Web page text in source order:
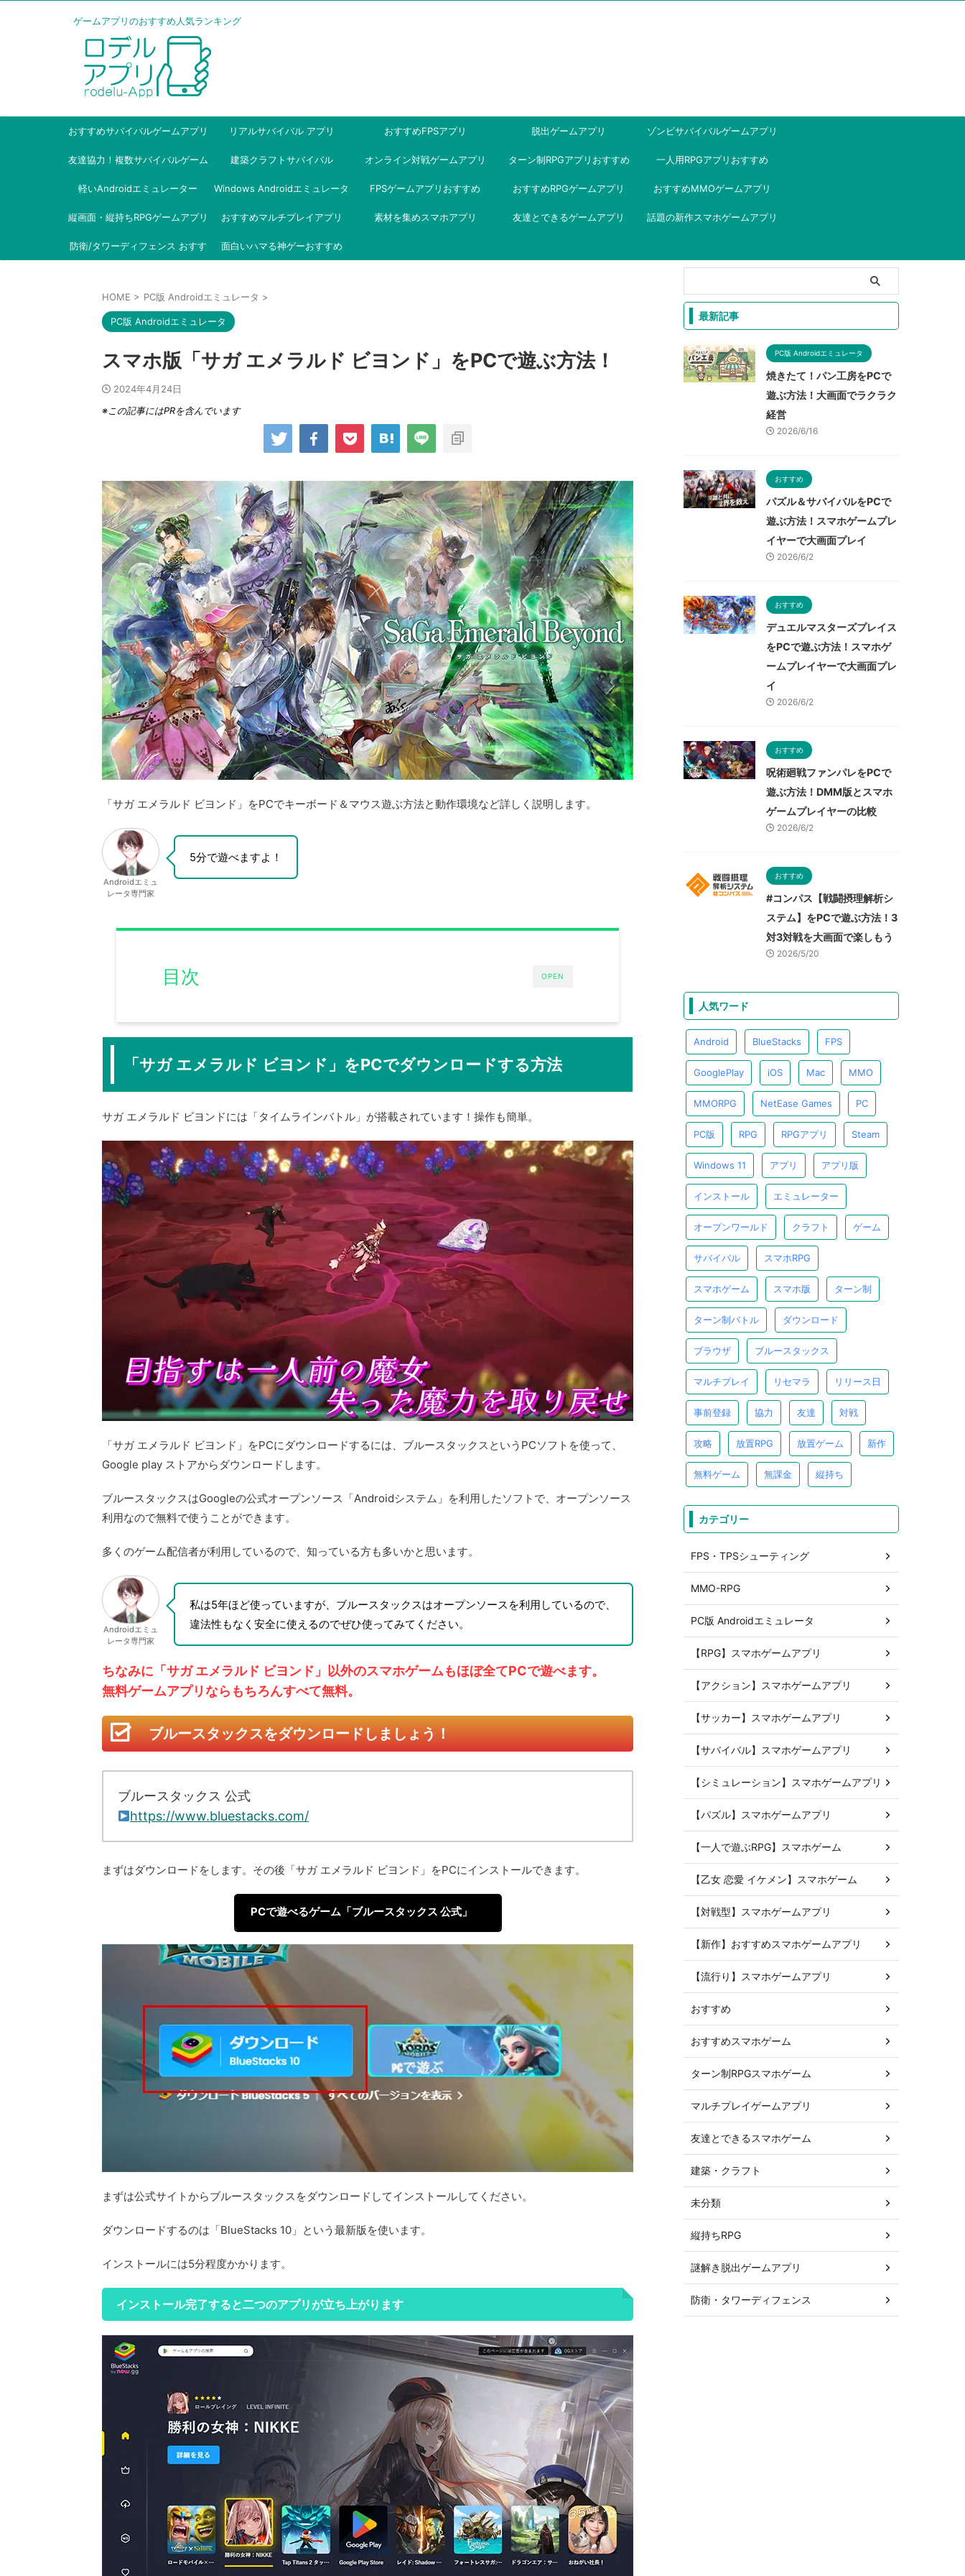
ゲームアプリのおすすめ人気ランキング
おすすめサバイバルゲームアプリ リアルサバイバル アプリ おすすめFPSアプリ 脱出ゲームアプリ ゾンビサバイバルゲームアプリ
友達協力！複数サバイバルゲーム
アプリ
建築クラフトサバイバル オンライン対戦ゲームアプリ ターン制RPGアプリおすすめ 一人用RPGアプリおすすめ
軽いAndroidエミュレーター Windows Androidエミュレータ
ー
FPSゲームアプリおすすめ おすすめRPGゲームアプリ おすすめMMOゲームアプリ
縦画面・縦持ちRPGゲームアプリ おすすめマルチプレイアプリ 素材を集めスマホアプリ 友達とできるゲームアプリ 話題の新作スマホゲームアプリ
防衛/タワーディフェンス おすす 面白いハマる神ゲーおすすめ
HOME > PC版 Androidエミュレータ >
PC版 Androidエミュレータ
スマホ版「サガ エメラルド ビヨンド」をPCで遊ぶ方法！
2024年4月24日
※この記事にはPRを含んでいます
「サガ エメラルド ビヨンド」をPCでキーボード＆マウス遊ぶ方法と動作環境など詳しく説明します。
Androidエミュ
レータ専門家
5分で遊べますよ！
OPEN
目次
「サガ エメラルド ビヨンド」をPCでダウンロードする方法
サガ エメラルド ビヨンドには「タイムラインバトル」が搭載されています！操作も簡単。
「サガ エメラルド ビヨンド」をPCにダウンロードするには、ブルースタックスというPCソフトを使って、
Google play ストアからダウンロードします。
ブルースタックスはGoogleの公式オープンソース「Androidシステム」を利用したソフトで、オープンソース
利用なので無料で使うことができます。
多くのゲーム配信者が利用しているので、知っている方も多いかと思います。
Androidエミュ
レータ専門家
私は5年ほど使っていますが、ブルースタックスはオープンソースを利用しているので、
違法性もなく安全に使えるのでぜひ使ってみてください。
ちなみに「サガ エメラルド ビヨンド」以外のスマホゲームもほぼ全てPCで遊べます。
無料ゲームアプリならもちろんすべて無料。
ブルースタックスをダウンロードしましょう！
ブルースタックス 公式
https://www.bluestacks.com/
まずはダウンロードをします。その後「サガ エメラルド ビヨンド」をPCにインストールできます。
PCで遊べるゲーム「ブルースタックス 公式」
まずは公式サイトからブルースタックスをダウンロードしてインストールしてください。
ダウンロードするのは「BlueStacks 10」という最新版を使います。
インストールには5分程度かかります。
インストール完了すると二つのアプリが立ち上がります
最新記事
PC版 Androidエミュレータ
焼きたて！パン工房をPCで
遊ぶ方法！大画面でラクラク
経営
2026/6/16
おすすめ
パズル＆サバイバルをPCで
遊ぶ方法！スマホゲームプレ
イヤーで大画面プレイ
2026/6/2
おすすめ
デュエルマスターズプレイス
をPCで遊ぶ方法！スマホゲ
ームプレイヤーで大画面プレ
イ
2026/6/2
おすすめ
呪術廻戦ファンパレをPCで
遊ぶ方法！DMM版とスマホ
ゲームプレイヤーの比較
2026/6/2
おすすめ
#コンパス【戦闘摂理解析シ
ステム】をPCで遊ぶ方法！3
対3対戦を大画面で楽しもう
2026/5/20
人気ワード
Android BlueStacks FPS
GooglePlay iOS Mac MMO
MMORPG NetEase Games PC
PC版 RPG RPGアプリ Steam
Windows 11 アプリ アプリ版
インストール エミュレーター
オープンワールド クラフト ゲーム
サバイバル スマホRPG
スマホゲーム スマホ版 ターン制
ターン制バトル ダウンロード
ブラウザ ブルースタックス
マルチプレイ リセマラ リリース日
事前登録 協力 友達 対戦
攻略 放置RPG 放置ゲーム 新作
無料ゲーム 無課金 縦持ち
カテゴリー
FPS・TPSシューティング
MMO-RPG
PC版 Androidエミュレータ
【RPG】スマホゲームアプリ
【アクション】スマホゲームアプリ
【サッカー】スマホゲームアプリ
【サバイバル】スマホゲームアプリ
【シミュレーション】スマホゲームアプリ
【パズル】スマホゲームアプリ
【一人で遊ぶRPG】スマホゲーム
【乙女 恋愛 イケメン】スマホゲーム
【対戦型】スマホゲームアプリ
【新作】おすすめスマホゲームアプリ
【流行り】スマホゲームアプリ
おすすめ
おすすめスマホゲーム
ターン制RPGスマホゲーム
マルチプレイゲームアプリ
友達とできるスマホゲーム
建築・クラフト
未分類
縦持ちRPG
謎解き脱出ゲームアプリ
防衛・タワーディフェンス